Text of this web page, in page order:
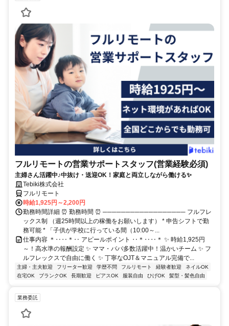
フルリモートの営業サポートスタッフ(営業経験必須)
主婦さん活躍中♪中抜け・送迎OK！家庭と両立しながら働ける✨
Tebiki株式会社
フルリモート
時給1,925円～2,200円
勤務時間詳細 ⏰ 勤務時間 ⏰ ────────────────── フルフレ
ックス制 （週25時間以上の稼働をお願いします） * 申告シフトで勤
務可能 * 「子供が学校に行っている間（10:00～...
仕事内容 ＊‥‥＊‥ アピールポイント ‥＊‥‥＊ ✨ 時給1,925円
～！高水準の報酬設定 ✨ ママ・パパ多数活躍中！温かいチーム ✨ フ
ルフレックスで自由に働く ✨ 丁寧なOJT＆マニュアル完備で...
主婦・主夫歓迎 フリーター歓迎 学歴不問 フルリモート 経験者歓迎
ネイルOK
在宅OK
ブランクOK 長期歓迎 ピアスOK 服装自由 ひげOK 髪型・髪色自由
業務委託